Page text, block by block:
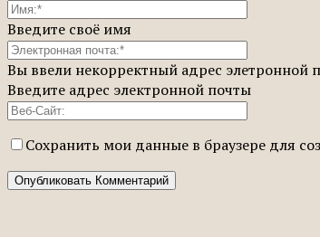
Введите своё имя
Вы ввели некорректный адрес элетронной
Введите адрес электронной почты
Сохранить мои данные в браузере для